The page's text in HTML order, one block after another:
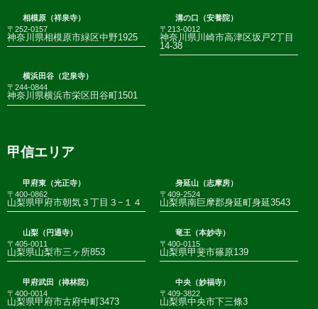
相模原（祥泉寺）
〒252-0157
神奈川県相模原市緑区中野1925
溝の口（安養院）
〒213-0012
神奈川県川崎市高津区坂戸2丁目
14-38
横浜田谷（定泉寺）
〒244-0844
神奈川県横浜市栄区田谷町1501
甲信エリア
甲府東（光正寺）
〒400-0862
山梨県甲府市朝気３丁目３−１４
身延山（志摩房）
〒409-2524
山梨県南巨摩郡身延町身延3543
山梨（円通寺）
〒405-0011
山梨県山梨市三ヶ所853
竜王（本妙寺）
〒400-0115
山梨県甲斐市篠原139
甲府武田（禅林院）
〒400-0014
山梨県甲府市古府中町3473
中央（妙福寺）
〒409-3822
山梨県中央市下三條3